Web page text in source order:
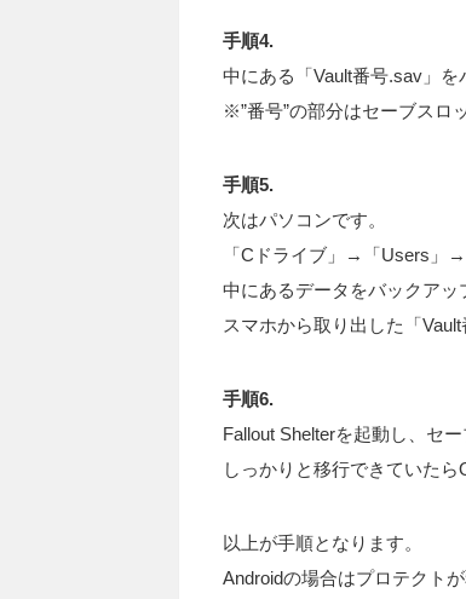
手順4.
中にある「Vault番号.sav」を
※”番号”の部分はセーブスロ
手順5.
次はパソコンです。
「Cドライブ」→「Users」
中にあるデータをバックアッ
スマホから取り出した「
手順6.
Fallout Shelterを起動し、セー
しっかりと移行できていたら
以上が手順となります。
Androidの場合はプロテクト